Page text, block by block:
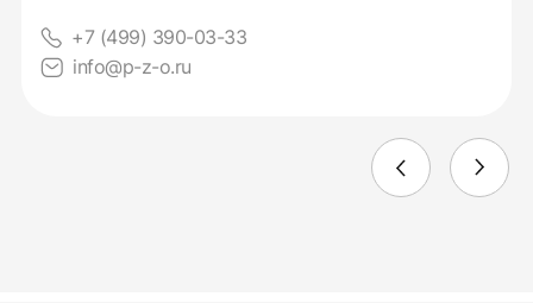
+7 (499) 390-03-33
info@p-z-o.ru